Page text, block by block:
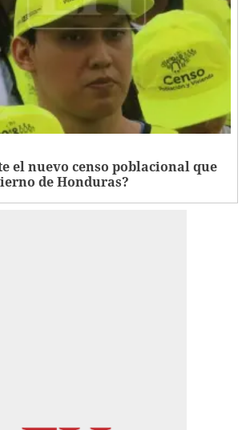
el nuevo censo poblacional que
de Honduras?